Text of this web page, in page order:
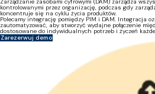
kontrolowanymi przez organizację, podczas gdy
koncentruje się na cyklu życia produktów.
Polecamy integrację pomiędzy PIM i DAM. Integracja
zautomatyzować, aby stworzyć wydajne połączenie
dostosowane do indywidualnych potrzeb i życzeń
Zarezerwuj demo